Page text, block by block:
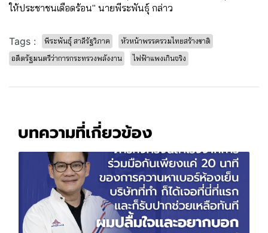
ให้ประชาชนเดือดร้อน" นายพีระพันธุ์ กล่าว
Tags : พีระพันธุ์ สาลีรัฐวิภาค
หัวหน้าพรรครวมไทยสร้างชาติ
อดีตรัฐมนตรีว่าการกระทรวงพลังงาน
ไฟฟ้าแพงเกินจริง
บทความที่เกี่ยวข้อง